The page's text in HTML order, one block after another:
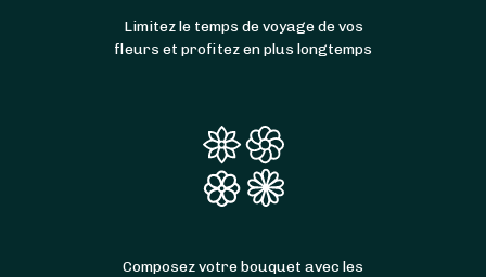
Limitez le temps de voyage de vos
fleurs et profitez en plus longtemps
Composez votre bouquet avec les